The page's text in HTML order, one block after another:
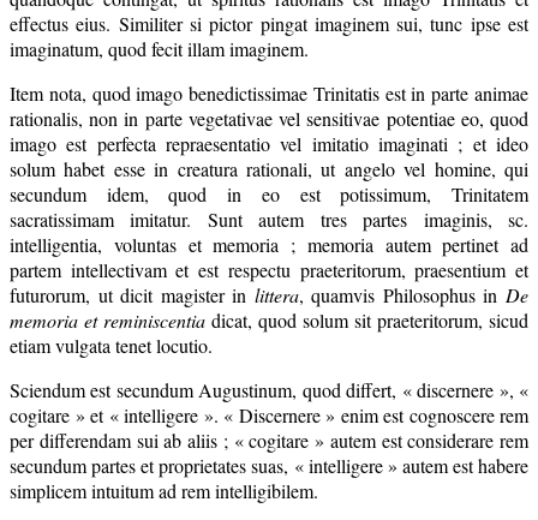
effectus eius. Similiter si pictor pingat imaginem sui, tunc ipse est
imaginatum, quod fecit illam imaginem.
Item nota, quod imago benedictissimae Trinitatis est in parte animae
rationalis, non in parte vegetativae vel sensitivae potentiae eo, quod
imago est perfecta repraesentatio vel imitatio imaginati ; et ideo
solum habet esse in creatura rationali, ut angelo vel homine, qui
secundum idem, quod in eo est potissimum, Trinitatem
sacratissimam imitatur. Sunt autem tres partes imaginis, sc.
intelligentia, voluntas et memoria ; memoria autem pertinet ad
partem intellectivam et est respectu praeteritorum, praesentium et
futurorum, ut dicit magister in littera, quamvis Philosophus in De
memoria et reminiscentia dicat, quod solum sit praeteritorum, sicud
etiam vulgata tenet locutio.
Sciendum est secundum Augustinum, quod differt, « discernere », «
cogitare » et « intelligere ». « Discernere » enim est cognoscere rem
per differendam sui ab aliis ; « cogitare » autem est considerare rem
secundum partes et proprietates suas, « intelligere » autem est habere
simplicem intuitum ad rem intelligibilem.